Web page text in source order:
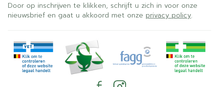
Door op inschrijven te klikken, schrijft u zich in voor onze
nieuwsbrief en gaat u akkoord met onze privacy policy.